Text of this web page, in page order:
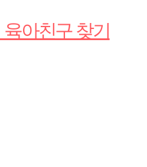
아친구 찾기